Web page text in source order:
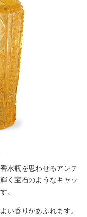
水瓶を思わせるアンテ
く宝石のようなキャッ
。
い香りがあふれます。